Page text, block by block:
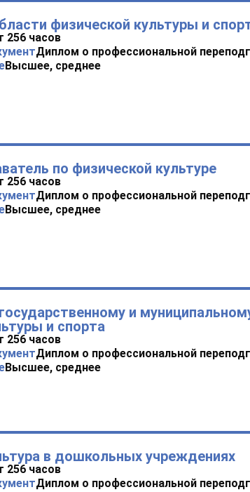
физической культуры и
256 часов
Диплом о профессиональной
Высшее, среднее
по физической культуре
256 часов
Диплом о профессиональной
Высшее, среднее
и
и спорта
256 часов
Диплом о профессиональной
Высшее, среднее
в дошкольных учреждениях
256 часов
Диплом о профессиональной